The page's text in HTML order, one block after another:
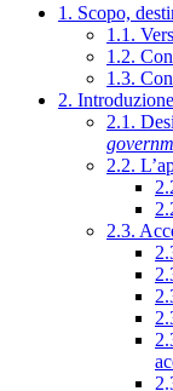
1. Scopo,
1.1.
1.2.
1.3.
2.
2.1.
2.2.
2.3.